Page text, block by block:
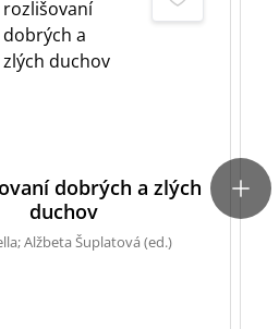
dobrých a zlých
duchov
Alžbeta Šuplatová (ed.)